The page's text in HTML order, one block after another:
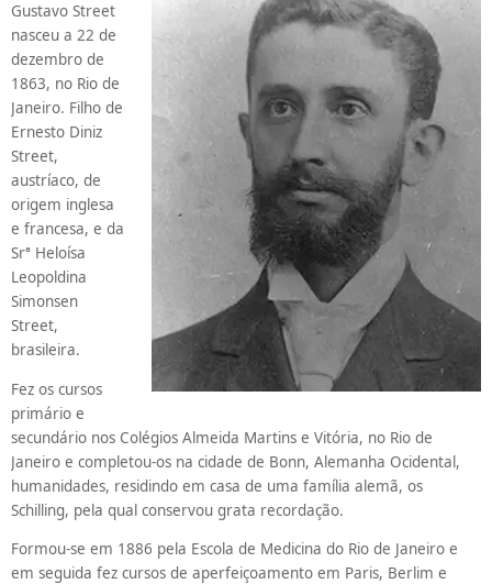
Gustavo Street
nasceu a 22 de
dezembro de
1863, no Rio de
Janeiro. Filho de
Ernesto Diniz
Street,
austríaco, de
origem inglesa
e francesa, e da
Srª Heloísa
Leopoldina
Simonsen
Street,
brasileira.
Fez os cursos
primário e
secundário nos Colégios Almeida Martins e Vitória, no Rio de
Janeiro e completou-os na cidade de Bonn, Alemanha Ocidental,
humanidades, residindo em casa de uma família alemã, os
Schilling, pela qual conservou grata recordação.
Formou-se em 1886 pela Escola de Medicina do Rio de Janeiro e
em seguida fez cursos de aperfeiçoamento em Paris, Berlim e